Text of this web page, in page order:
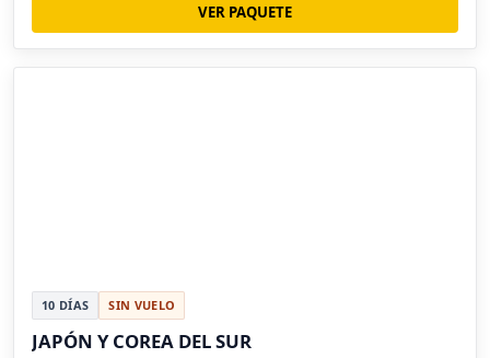
VER PAQUETE
10 DÍAS SIN VUELO
JAPÓN Y COREA DEL SUR